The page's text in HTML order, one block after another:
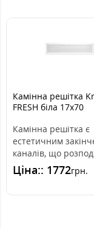
Камінна решітка
FRESH біла 17x70
Камінна решітка є
естетичним
каналів, що
гаряче повітря з
Вона вмо..
Ціна:: 1772грн.